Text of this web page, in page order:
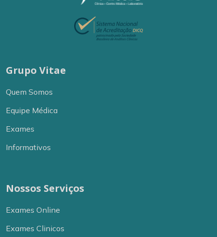
Grupo Vitae
Quem Somos
Equipe Médica
Exames
Informativos
Nossos Serviços
Exames Online
Exames Clinicos